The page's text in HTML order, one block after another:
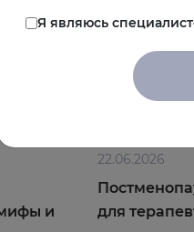
22.06.2026
для
и
Я являюсь